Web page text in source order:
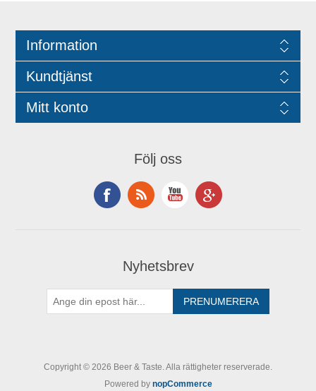
Information
Kundtjänst
Mitt konto
Följ oss
Nyhetsbrev
Copyright © 2026 Beer & Taste. Alla rättigheter reserverade.
Powered by nopCommerce